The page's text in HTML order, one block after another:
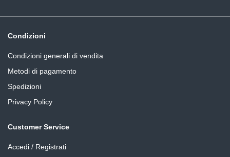
Condizioni
Condizioni generali di vendita
Metodi di pagamento
Spedizioni
Privacy Policy
Customer Service
Accedi / Registrati